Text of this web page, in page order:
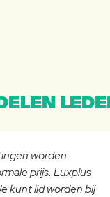
worden
prijs. Luxplus
kunt lid worden bij